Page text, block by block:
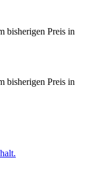
bisherigen Preis in
bisherigen Preis in